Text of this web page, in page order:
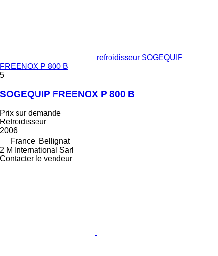
refroidisseur SOGEQUIP
FREENOX P 800 B
5
SOGEQUIP FREENOX P 800 B
Prix sur demande
Refroidisseur
2006
France, Bellignat
2 M International Sarl
Contacter le vendeur